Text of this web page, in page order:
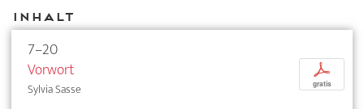
Inhalt
7–20
Vorwort
Sylvia Sasse
p
gratis